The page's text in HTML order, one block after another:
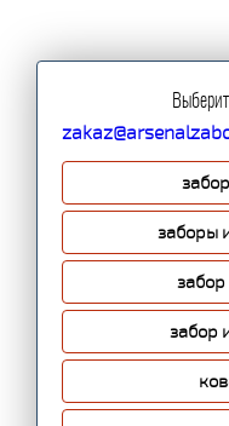
заборы
забор